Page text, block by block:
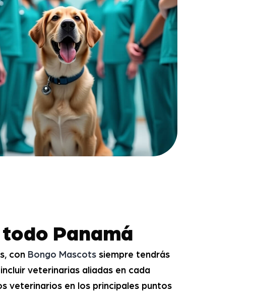
Panamá
con Bongo Mascotssiempre tendrás
veterinarias aliadas en cada
veterinarios en los principales puntos